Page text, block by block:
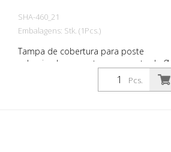
SHA-460_21
Embalagens: Stk. (1Pcs.)
Tampa de cobertura para poste
galvanizado a quente, para poste de Ø
60 mm, com fechadura de mola,
adequada para tomada de terra art. nº
Pcs.